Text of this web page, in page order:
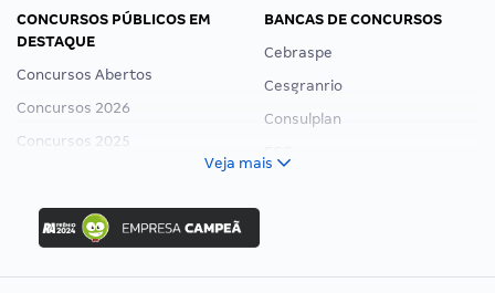
CONCURSOS PÚBLICOS EM
DESTAQUE
Concursos Abertos
Concursos 2026
Concursos 2025
Concurso Ibama
Concurso MPU
Editais publicados
BANCAS DE CONCURSOS
Cebraspe
Cesgranrio
Consulplan
Veja mais